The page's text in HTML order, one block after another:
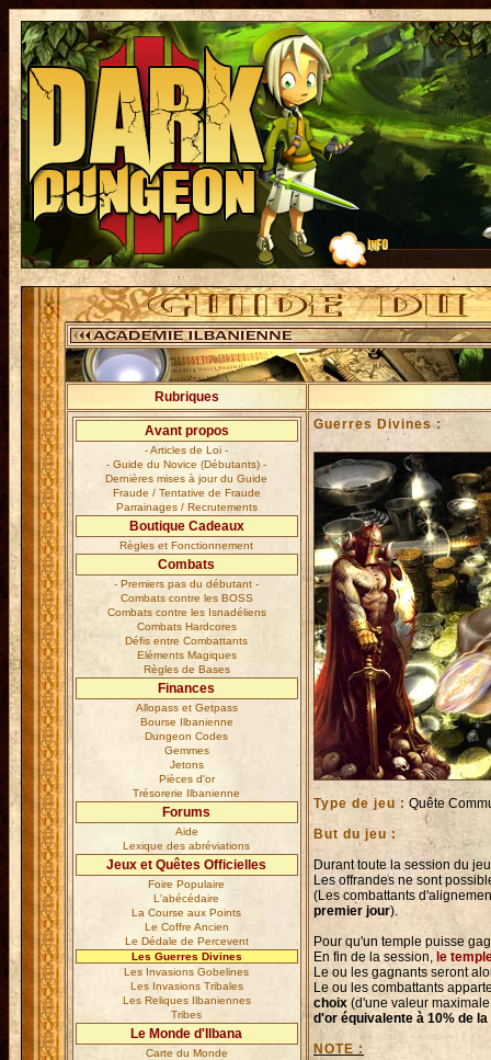
Rubriques
Avant propos
- Articles de Loi -
- Guide du Novice (Débutants) -
Dernières mises à jour du Guide
Fraude / Tentative de Fraude
Parrainages / Recrutements
Boutique Cadeaux
Règles et Fonctionnement
Combats
- Premiers pas du débutant -
Combats contre les BOSS
Combats contre les Isnadéliens
Combats Hardcores
Défis entre Combattants
Eléments Magiques
Règles de Bases
Finances
Allopass et Getpass
Bourse Ilbanienne
Dungeon Codes
Gemmes
Jetons
Pièces d'or
Trésorerie Ilbanienne
Forums
Aide
Lexique des abréviations
Jeux et Quêtes Officielles
Foire Populaire
L'abécédaire
La Course aux Points
Le Coffre Ancien
Le Dédale de Percevent
Les Guerres Divines
Les Invasions Gobelines
Les Invasions Tribales
Les Reliques Ilbaniennes
Tribes
Le Monde d'Ilbana
Carte du Monde
Guerres Divines :
Type de jeu : Quête
But du jeu :
Durant toute la session du
Les offrandes ne sont
(Les combattants
premier jour).
Pour qu'un temple puisse
En fin de la session, le
Le ou les gagnants seront
Le ou les combattants
choix (d'une valeur
d'or équivalente à 10% de
NOTE :